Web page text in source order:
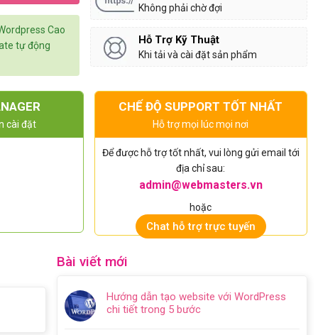
Cao
tự động
Không phải chờ đợi
Hỗ Trợ Kỹ Thuật
Khi tải và cài đặt sản phẩm
cài đặt
CHẾ ĐỘ SUPPORT TỐT NHẤT
Hỗ trợ mọi lúc mọi nơi
Để được hỗ trợ tốt nhất, vui lòng gửi email tới
địa chỉ sau:
admin@webmasters.vn
hoặc
Chat hỗ trợ trực tuyến
Bài viết mới
Hướng dẫn tạo website với WordPress
chi tiết trong 5 bước